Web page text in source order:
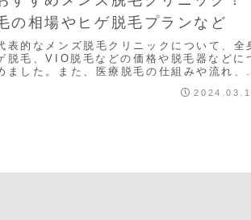
の相場やヒゲ脱毛プランなど
表的なメンズ脱毛クリニックについて、全
脱毛、VIO脱毛などの価格や脱毛器などに
ました。また、医療脱毛の仕組みや流れ、